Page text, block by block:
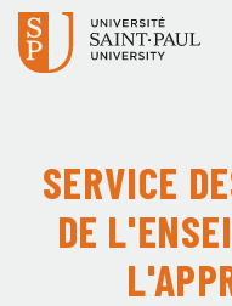
SERVICE
DE